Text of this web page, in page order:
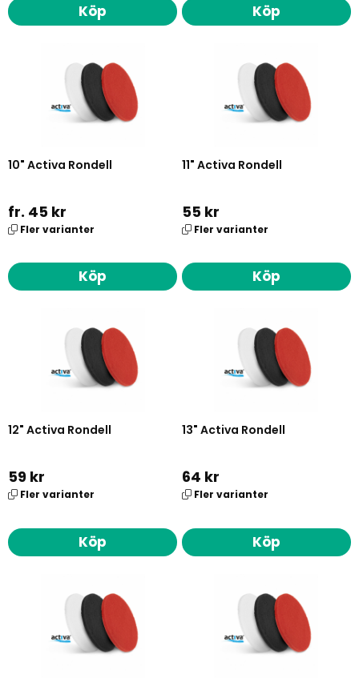
Köp Köp
10" Activa Rondell
fr. 45 kr
Fler varianter
Köp
11" Activa Rondell
55 kr
Fler varianter
Köp
12" Activa Rondell
59 kr
Fler varianter
Köp
13" Activa Rondell
64 kr
Fler varianter
Köp